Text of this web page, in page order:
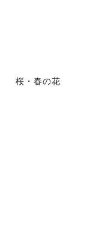
桜・春の花